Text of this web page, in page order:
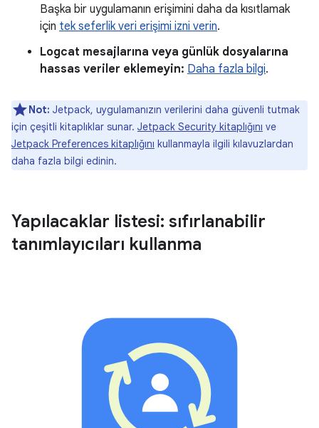
Başka bir uygulamanın erişimini daha da kısıtlamak
için tek seferlik veri erişimi izni verin.
Logcat mesajlarına veya günlük dosyalarına
hassas veriler eklemeyin: Daha fazla bilgi.
Not: Jetpack, uygulamanızın verilerini daha güvenli tutmak
için çeşitli kitaplıklar sunar. Jetpack Security kitaplığını ve
Jetpack Preferences kitaplığını kullanmayla ilgili kılavuzlardan
daha fazla bilgi edinin.
Yapılacaklar listesi: sıfırlanabilir
tanımlayıcıları kullanma